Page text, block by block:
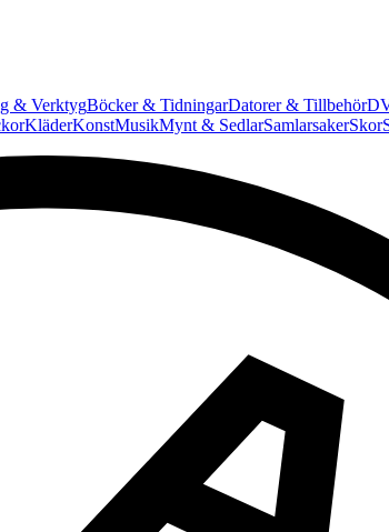
& VerktygBöcker & TidningarDatorer & Tillbehör
KläderKonstMusikMynt & SedlarSamlarsakerSkor